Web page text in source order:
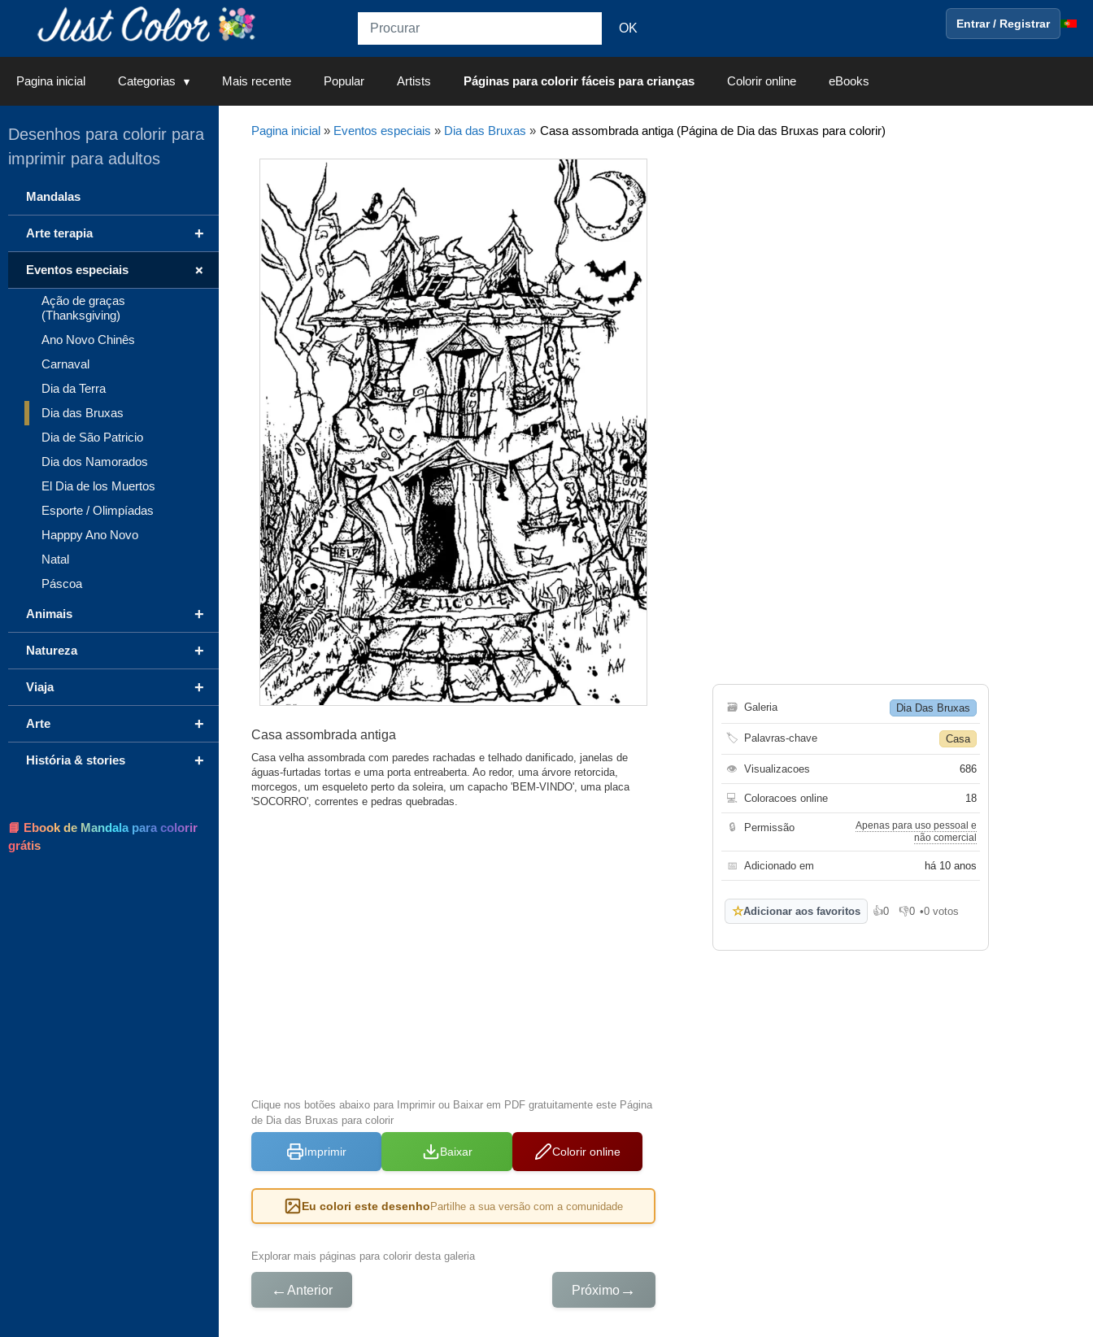
Entrar / Registrar
Pagina inicial Categorias Mais recente Popular Artists Páginas para colorir fáceis para crianças Colorir online eBooks
Pagina inicial» Eventos especiais » Dia das Bruxas » Casa assombrada antiga (Página de Dia das Bruxas para colorir)
Casa assombrada antiga
Casa velha assombrada com paredes rachadas e telhado danificado, janelas de
águas-furtadas tortas e uma porta entreaberta. Ao redor, uma árvore retorcida,
morcegos, um esqueleto perto da soleira, um capacho 'BEM-VINDO', uma placa
'SOCORRO', correntes e pedras quebradas.
Clique nos botões abaixo para Imprimir ou Baixar em PDF gratuitamente este Página
de Dia das Bruxas para colorir
Imprimir Baixar Colorir online
Eu colori este desenho Partilhe a sua versão com a comunidade
Explorar mais páginas para colorir desta galeria
← Anterior Próximo →
🗃 Galeria Dia Das Bruxas
🏷 Palavras-chave Casa
👁 Visualizacoes 686
💻 Coloracoes online 18
🔒 Permissão
Apenas para uso pessoal e
não comercial
📅 Adicionado em há 10 anos
☆Adicionar aos favoritos 👍0
Gosto 👎0
Não gosto
•0 votos
Desenhos para colorir para
imprimir para adultos
Mandalas
+
Arte terapia
+
Eventos especiais
Ação de graças
(Thanksgiving)
Ano Novo Chinês
Carnaval
Dia da Terra
Dia das Bruxas
Dia de São Patricio
Dia dos Namorados
El Dia de los Muertos
Esporte / Olimpíadas
Happpy Ano Novo
Natal
Páscoa
+
Animais
+
Natureza
+
Viaja
+
Arte
+
História & stories
📘 Ebook de Mandala para colorir
grátis